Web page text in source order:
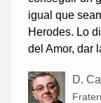
igual que
Herodes. Lo
del Amor, dar
D.